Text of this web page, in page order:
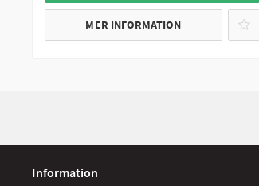
MER INFORMATION
Information